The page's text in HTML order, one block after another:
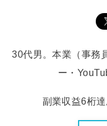
30代男。本業（事務
ー・
副業収益6桁